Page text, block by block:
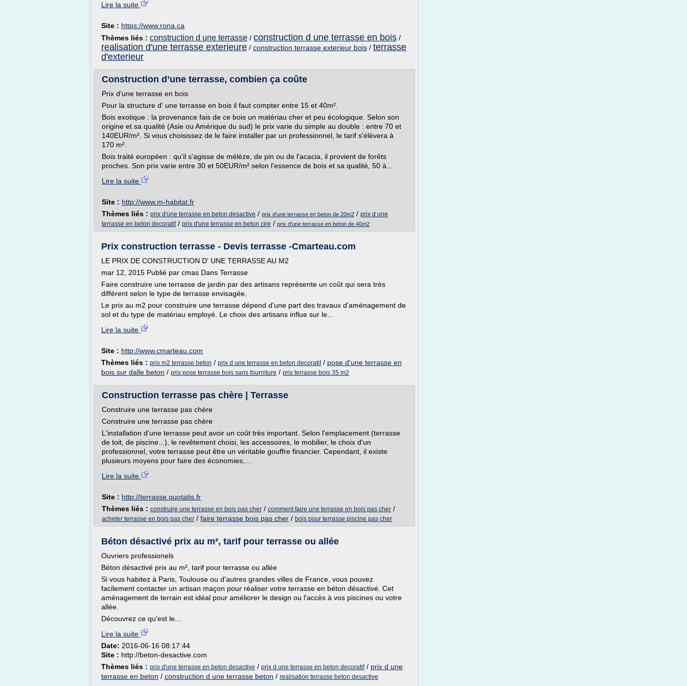
Lire la suite
Site : https://www.rona.ca
Thèmes liés : construction d une terrasse / construction d une terrasse en bois /
realisation d'une terrasse exterieure / construction terrasse exterieur bois / terrasse
d'exterieur
Construction d’une terrasse, combien ça coûte
Prix d'une terrasse en bois
Pour la structure d' une terrasse en bois il faut compter entre 15 et 40m².
Bois exotique : la provenance fais de ce bois un matériau cher et peu écologique. Selon son
origine et sa qualité (Asie ou Amérique du sud) le prix varie du simple au double : entre 70 et
140EUR/m². Si vous choisissez de le faire installer par un professionnel, le tarif s'élèvera à
170 m².
Bois traité européen : qu'il s'agisse de mélèze, de pin ou de l'acacia, il provient de forêts
proches. Son prix varie entre 30 et 50EUR/m² selon l'essence de bois et sa qualité, 50 à...
Lire la suite
Site : http://www.m-habitat.fr
Thèmes liés : prix d'une terrasse en beton desactive / prix d'une terrasse en beton de 20m2 / prix d une
terrasse en beton decoratif/ prix d'une terrasse en beton cire / prix d'une terrasse en beton de 40m2
Prix construction terrasse - Devis terrasse -Cmarteau.com
LE PRIX DE CONSTRUCTION D' UNE TERRASSE AU M2
mar 12, 2015 Publié par cmas Dans Terrasse
Faire construire une terrasse de jardin par des artisans représente un coût qui sera très
différent selon le type de terrasse envisagée.
Le prix au m2 pour construire une terrasse dépend d'une part des travaux d'aménagement de
sol et du type de matériau employé. Le choix des artisans influe sur le...
Lire la suite
Site : http://www.cmarteau.com
Thèmes liés : prix m2 terrasse beton / prix d une terrasse en beton decoratif/ pose d'une terrasse en
bois sur dalle beton / prix pose terrasse bois sans fourniture / prix terrasse bois 35 m2
Construction terrasse pas chère | Terrasse
Construire une terrasse pas chère
Construire une terrasse pas chère
L'installation d'une terrasse peut avoir un coût très important. Selon l'emplacement (terrasse
de toit, de piscine...), le revêtement choisi, les accessoires, le mobilier, le choix d'un
professionnel, votre terrasse peut être un véritable gouffre financier. Cependant, il existe
plusieurs moyens pour faire des économies,...
Lire la suite
Site : http://terrasse.quotatis.fr
Thèmes liés : construire une terrasse en bois pas cher / comment faire une terrasse en bois pas cher /
acheter terrasse en bois pas cher / faire terrasse bois pas cher / bois pour terrasse piscine pas cher
Béton désactivé prix au m², tarif pour terrasse ou allée
Ouvriers professionels
Béton désactivé prix au m², tarif pour terrasse ou allée
Si vous habitez à Paris, Toulouse ou d'autres grandes villes de France, vous pouvez
facilement contacter un artisan maçon pour réaliser votre terrasse en béton désactivé. Cet
aménagement de terrain est idéal pour améliorer le design ou l'accès à vos piscines ou votre
allée.
Découvrez ce qu'est le...
Lire la suite
Date: 2016-06-16 08:17:44
Site : http://beton-desactive.com
Thèmes liés : prix d'une terrasse en beton desactive / prix d une terrasse en beton decoratif/ prix d une
terrasse en beton / construction d une terrasse beton / realisation terrasse beton desactive